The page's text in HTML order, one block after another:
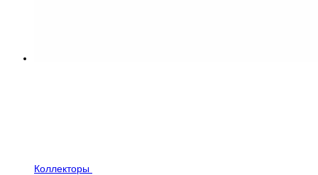
Коллекторы